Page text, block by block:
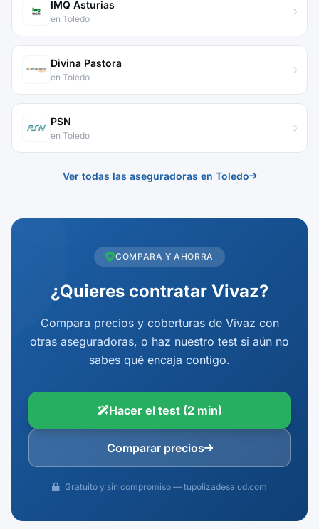
IMQ Asturias
en Toledo
Divina Pastora
en Toledo
PSN
en Toledo
Ver todas las aseguradoras en Toledo
COMPARA Y AHORRA
¿Quieres contratar Vivaz?
Compara precios y coberturas de Vivaz con
otras aseguradoras, o haz nuestro test si aún no
sabes qué encaja contigo.
Hacer el test (2 min)
Comparar precios
Gratuito y sin compromiso — tupolizadesalud.com